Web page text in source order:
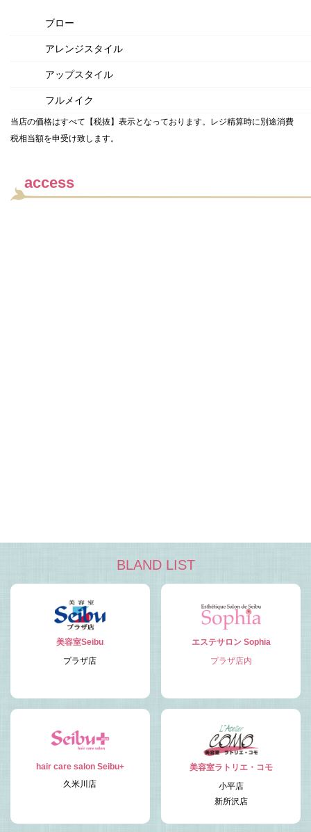
ブロー
アレンジスタイル
アップスタイル
フルメイク
当店の価格はすべて【税抜】表示となっております。レジ精算時に別途消費
税相当額を申受け致します。
access
BLAND LIST
美容室Seibu
プラザ店
エステサロン Sophia
プラザ店内
hair care salon Seibu+
久米川店
美容室ラトリエ・コモ
小平店
新所沢店